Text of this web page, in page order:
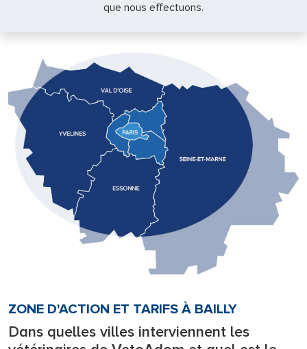
que nous effectuons.
ZONE D'ACTION ET TARIFS À BAILLY
Dans quelles villes interviennent les